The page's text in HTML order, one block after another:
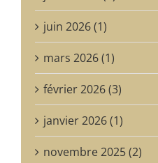
juin 2026 (1)
mars 2026 (1)
février 2026 (3)
janvier 2026 (1)
novembre 2025 (2)